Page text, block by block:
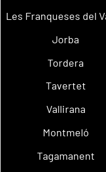
Les Franqueses del
Jorba
Tordera
Tavertet
Vallirana
Montmeló
Tagamanent